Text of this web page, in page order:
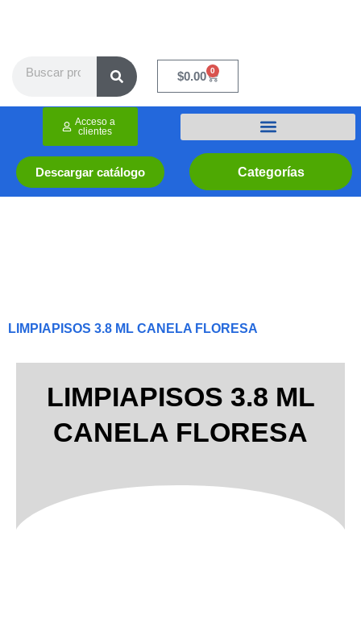
$0.00 0
Cart
Categorías
Descargar catálogo
Acceso a
clientes
LIMPIAPISOS 3.8 ML CANELA FLORESA
LIMPIAPISOS 3.8 ML
CANELA FLORESA